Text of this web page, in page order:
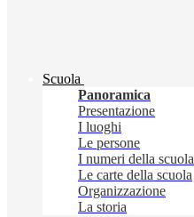
Scuola
Panoramica
Presentazione
I luoghi
Le persone
I numeri della scuola
Le carte della scuola
Organizzazione
La storia